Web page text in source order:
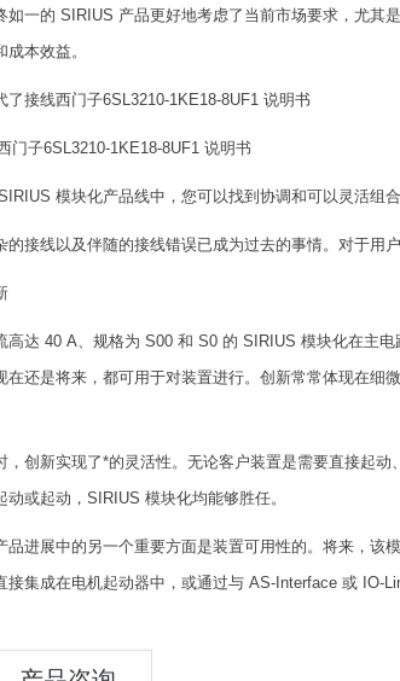
如一的 SIRIUS 产品更好地考虑了当前市场要求，尤其
成本效益。
了接线西门子6SL3210-1KE18-8UF1 说明书
模块化产品线中，您可以找到协调和可以灵活组
的接线以及伴随的接线错误已成为过去的事情。对于用
高达 40 A、规格为 S00 和 S0 的 SIRIUS 模块化在主
在还是将来，都可用于对装置进行。创新常常体现在细
，创新实现了*的灵活性。无论客户装置是需要直接起
动或起动，SIRIUS 模块化均能够胜任。
品进展中的另一个重要方面是装置可用性的。将来，该
接集成在电机起动器中，或通过与 AS-Interface 或 IO-